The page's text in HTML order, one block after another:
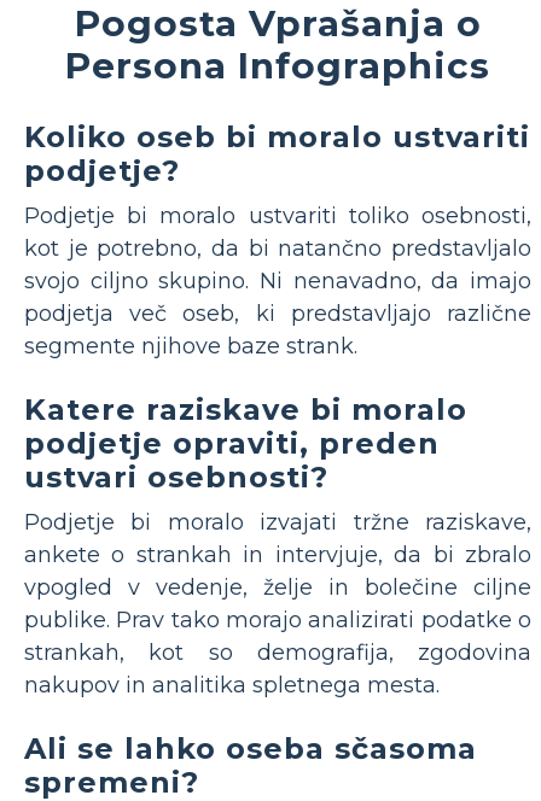
Pogosta Vprašanja o
Persona Infographics
Koliko oseb bi moralo ustvariti
podjetje?
Podjetje bi moralo ustvariti toliko osebnosti,
kot je potrebno, da bi natančno predstavljalo
svojo ciljno skupino. Ni nenavadno, da imajo
podjetja več oseb, ki predstavljajo različne
segmente njihove baze strank.
Katere raziskave bi moralo
podjetje opraviti, preden
ustvari osebnosti?
Podjetje bi moralo izvajati tržne raziskave,
ankete o strankah in intervjuje, da bi zbralo
vpogled v vedenje, želje in bolečine ciljne
publike. Prav tako morajo analizirati podatke o
strankah, kot so demografija, zgodovina
nakupov in analitika spletnega mesta.
Ali se lahko oseba sčasoma
spremeni?